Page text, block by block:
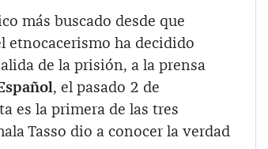
más buscado desde que
etnocacerismo ha decidido
de la prisión, a la prensa
, el pasado 2 de
es la primera de las tres
Tasso dio a conocer la verdad